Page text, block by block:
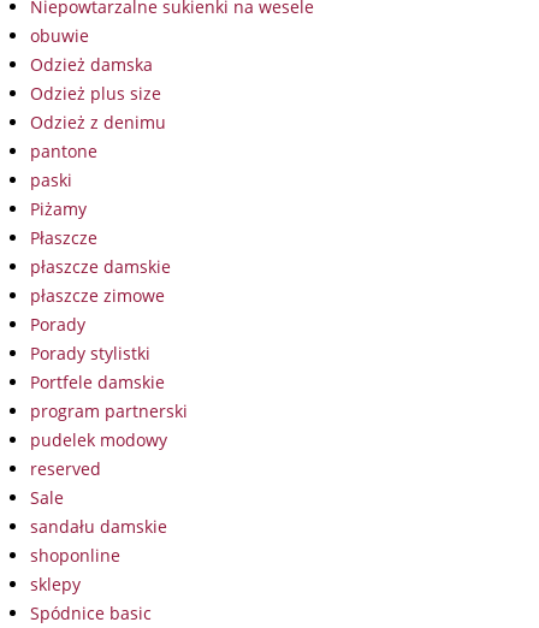
Niepowtarzalne sukienki na wesele
obuwie
Odzież damska
Odzież plus size
Odzież z denimu
pantone
paski
Piżamy
Płaszcze
płaszcze damskie
płaszcze zimowe
Porady
Porady stylistki
Portfele damskie
program partnerski
pudelek modowy
reserved
Sale
sandału damskie
shoponline
sklepy
Spódnice basic